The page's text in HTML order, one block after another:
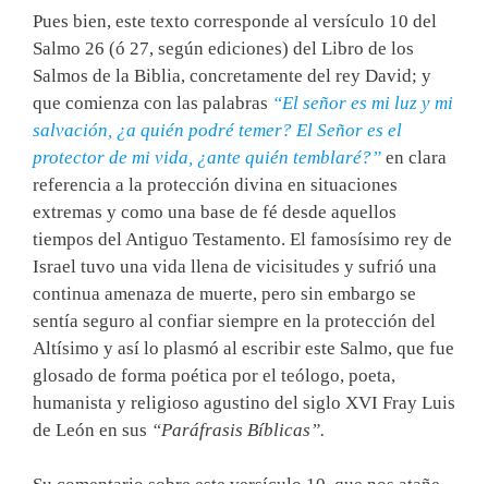
Pues bien, este texto corresponde al versículo 10 del
Salmo 26 (ó 27, según ediciones) del Libro de los
Salmos de la Biblia, concretamente del rey David; y
que comienza con las palabras “El señor es mi luz y mi
salvación, ¿a quién podré temer? El Señor es el
protector de mi vida, ¿ante quién temblaré?” en clara
referencia a la protección divina en situaciones
extremas y como una base de fé desde aquellos
tiempos del Antiguo Testamento. El famosísimo rey de
Israel tuvo una vida llena de vicisitudes y sufrió una
continua amenaza de muerte, pero sin embargo se
sentía seguro al confiar siempre en la protección del
Altísimo y así lo plasmó al escribir este Salmo, que fue
glosado de forma poética por el teólogo, poeta,
humanista y religioso agustino del siglo XVI Fray Luis
de León en sus “Paráfrasis Bíblicas”.